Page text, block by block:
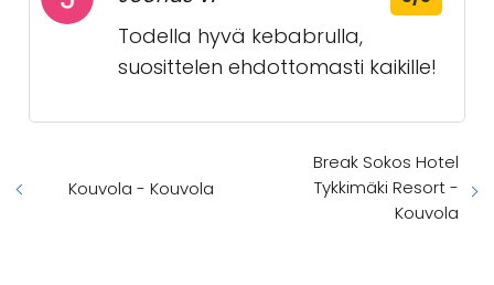
Todella hyvä kebabrulla,
suosittelen ehdottomasti kaikille!
Kouvola - Kouvola
Break Sokos Hotel
Tykkimäki Resort -
Kouvola